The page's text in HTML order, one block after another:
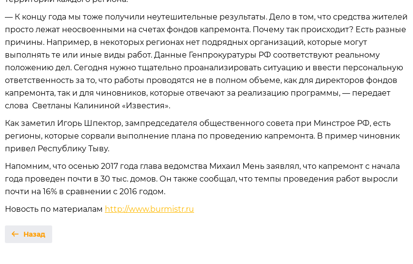
— К концу года мы тоже получили неутешительные результаты. Дело в том, что средства жителей
просто лежат неосвоенными на счетах фондов капремонта. Почему так происходит? Есть разные
причины. Например, в некоторых регионах нет подрядных организаций, которые могут
выполнять те или иные виды работ. Данные Генпрокуратуры РФ соответствуют реальному
положению дел. Сегодня нужно тщательно проанализировать ситуацию и ввести персональную
ответственность за то, что работы проводятся не в полном объеме, как для директоров фондов
капремонта, так и для чиновников, которые отвечают за реализацию программы, — передает
слова Светланы Калининой «Известия».
Как заметил Игорь Шпектор, зампредседателя общественного совета при Минстрое РФ, есть
регионы, которые сорвали выполнение плана по проведению капремонта. В пример чиновник
привел Республику Тыву.
Напомним, что осенью 2017 года глава ведомства Михаил Мень заявлял, что капремонт с начала
года проведен почти в 30 тыс. домов. Он также сообщал, что темпы проведения работ выросли
почти на 16% в сравнении с 2016 годом.
Новость по материалам http://www.burmistr.ru
Назад